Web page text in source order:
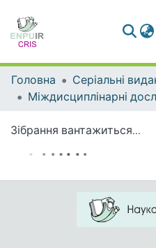
Головна
Зібрання вантажиться...